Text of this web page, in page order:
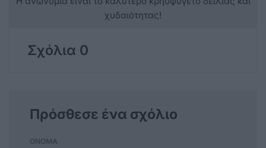
χυδαιότητας!
Σχόλια 0
Πρόσθεσε ένα σχόλιο
ΟΝΟΜΑ